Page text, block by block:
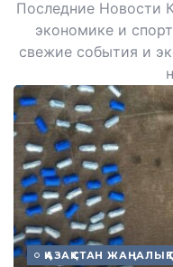
Последние Новости
экономике и
свежие события и
ҚАЗАҚСТАН